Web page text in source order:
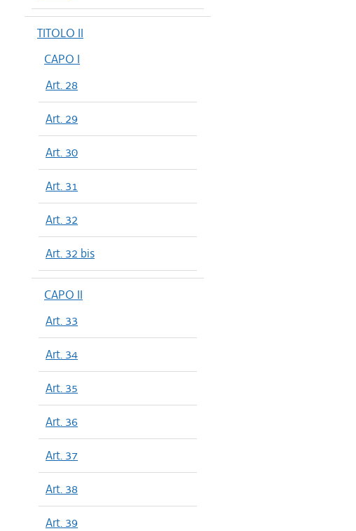
TITOLO II
CAPO I
Art. 28
Art. 29
Art. 30
Art. 31
Art. 32
Art. 32 bis
CAPO II
Art. 33
Art. 34
Art. 35
Art. 36
Art. 37
Art. 38
Art. 39